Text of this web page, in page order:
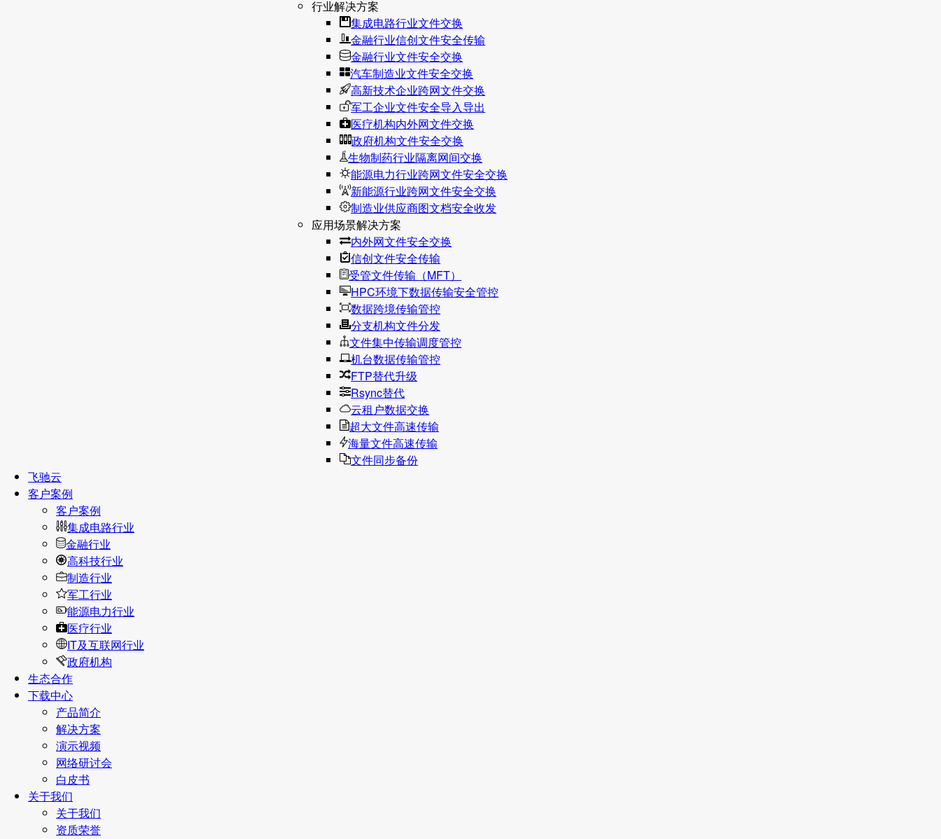
行业解决方案
集成电路行业文件交换
金融行业信创文件安全传输
金融行业文件安全交换
汽车制造业文件安全交换
高新技术企业跨网文件交换
军工企业文件安全导入导出
医疗机构内外网文件交换
政府机构文件安全交换
生物制药行业隔离网间交换
能源电力行业跨网文件安全交换
新能源行业跨网文件安全交换
制造业供应商图文档安全收发
应用场景解决方案
内外网文件安全交换
信创文件安全传输
受管文件传输（MFT）
HPC环境下数据传输安全管控
数据跨境传输管控
分支机构文件分发
文件集中传输调度管控
机台数据传输管控
FTP替代升级
Rsync替代
云租户数据交换
超大文件高速传输
海量文件高速传输
文件同步备份
飞驰云
客户案例
客户案例
集成电路行业
金融行业
高科技行业
制造行业
军工行业
能源电力行业
医疗行业
IT及互联网行业
政府机构
生态合作
下载中心
产品简介
解决方案
演示视频
网络研讨会
白皮书
关于我们
关于我们
资质荣誉